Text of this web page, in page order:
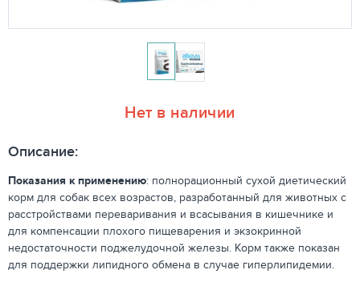
Нет в наличии
Описание:
Показания к применению: полнорационный сухой диетический
корм для собак всех возрастов, разработанный для животных с
расстройствами переваривания и всасывания в кишечнике и
для компенсации плохого пищеварения и экзокринной
недостаточности поджелудочной железы. Корм также показан
для поддержки липидного обмена в случае гиперлипидемии.